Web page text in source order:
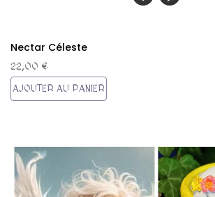
Nectar Céleste
22,00 €
AJOUTER AU PANIER